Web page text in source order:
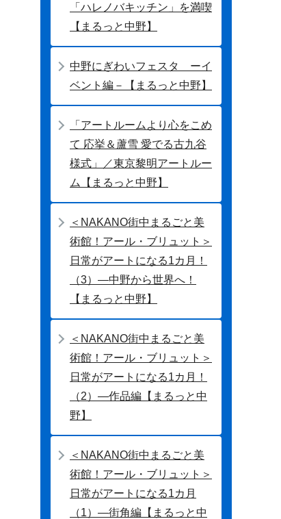
「ハレノバキッチン」を満喫
【まるっと中野】
中野にぎわいフェスタ ーイ
ベント編－【まるっと中野】
「アートルームより心をこめ
て 応挙＆蘆雪 愛でる古九谷
様式」／東京黎明アートルー
ム【まるっと中野】
＜NAKANO街中まるごと美
術館！アール・ブリュット＞
日常がアートになる1カ月！
（3）―中野から世界へ！
【まるっと中野】
＜NAKANO街中まるごと美
術館！アール・ブリュット＞
日常がアートになる1カ月！
（2）―作品編【まるっと中
野】
＜NAKANO街中まるごと美
術館！アール・ブリュット＞
日常がアートになる1カ月
（1）―街角編【まるっと中